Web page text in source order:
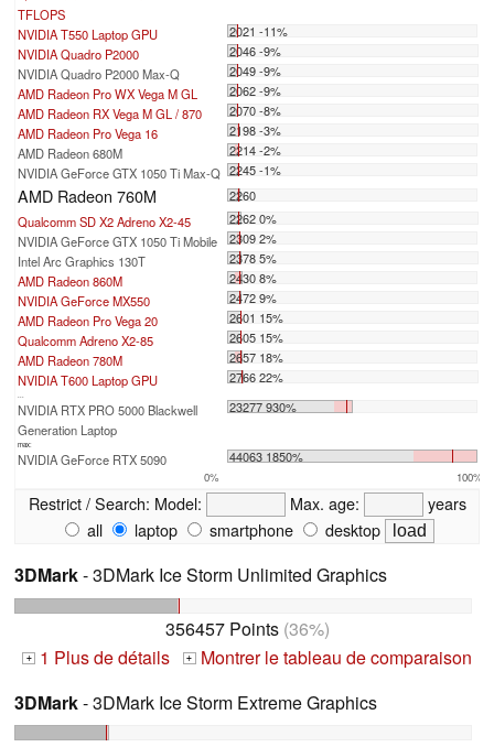
TFLOPS
NVIDIA T550 Laptop GPU
2021 -11%
NVIDIA Quadro P2000
2046 -9%
NVIDIA Quadro P2000 Max-Q
2049 -9%
AMD Radeon Pro WX Vega M GL
2062 -9%
AMD Radeon RX Vega M GL / 870
2070 -8%
AMD Radeon Pro Vega 16
2198 -3%
AMD Radeon 680M
2214 -2%
NVIDIA GeForce GTX 1050 Ti Max-Q 2245 -1%
AMD Radeon 760M
2260
Qualcomm SD X2 Adreno X2-45
2262 0%
NVIDIA GeForce GTX 1050 Ti Mobile
2309 2%
Intel Arc Graphics 130T
2378 5%
AMD Radeon 860M
2430 8%
NVIDIA GeForce MX550
2472 9%
AMD Radeon Pro Vega 20
2601 15%
Qualcomm Adreno X2-85
2605 15%
AMD Radeon 780M
2657 18%
NVIDIA T600 Laptop GPU
2766 22%
...
NVIDIA RTX PRO 5000 Blackwell
Generation Laptop
23277 930%
max:
NVIDIA GeForce RTX 5090 44063 1850%
0% 100%
Restrict / Search: Model: Max. age:
years
all
laptop smartphone desktop
3DMark- 3DMark Ice Storm Unlimited Graphics
356457 Points(36%)
+ 1 Plus de détails + Montrer le tableau de comparaison
3DMark- 3DMark Ice Storm Extreme Graphics